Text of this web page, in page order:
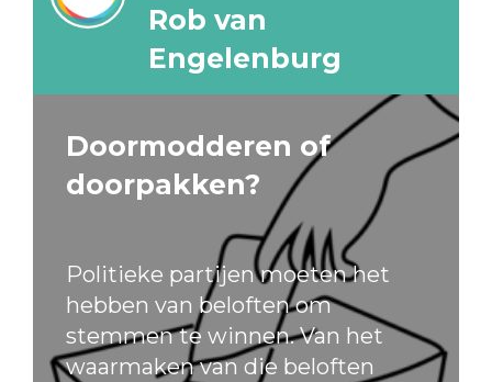
Rob van
Engelenburg
Doormodderen of
doorpakken?
Politieke partijen moeten het
hebben van beloften om
stemmen te winnen. Van het
waarmaken van die beloften